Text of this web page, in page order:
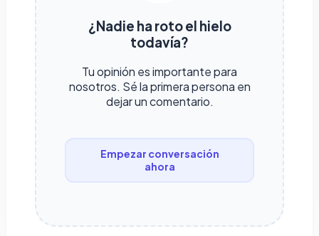
¿Nadie ha roto el hielo
todavía?
Tu opinión es importante para
nosotros. Sé la primera persona en
dejar un comentario.
Empezar conversación
ahora